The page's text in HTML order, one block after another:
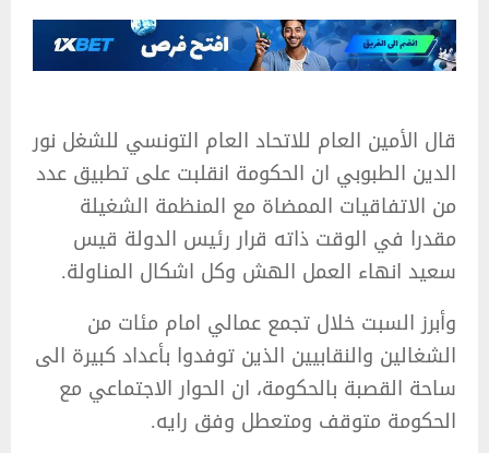
قال الأمين العام للاتحاد العام التونسي للشغل نور
الدين الطبوبي ان الحكومة انقلبت على تطبيق عدد
من الاتفاقيات الممضاة مع المنظمة الشغيلة
مقدرا في الوقت ذاته قرار رئيس الدولة قيس
سعيد انهاء العمل الهش وكل اشكال المناولة.
وأبرز السبت خلال تجمع عمالي امام مئات من
الشغالين والنقابيين الذين توفدوا بأعداد كبيرة الى
ساحة القصبة بالحكومة، ان الحوار الاجتماعي مع
الحكومة متوقف ومتعطل وفق رايه.